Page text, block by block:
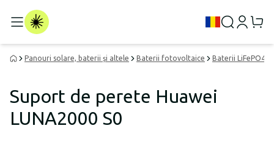
Panouri solare, baterii și altele Baterii fotovoltaice Baterii LiFePO4
Suport de perete Huawei
LUNA2000 S0